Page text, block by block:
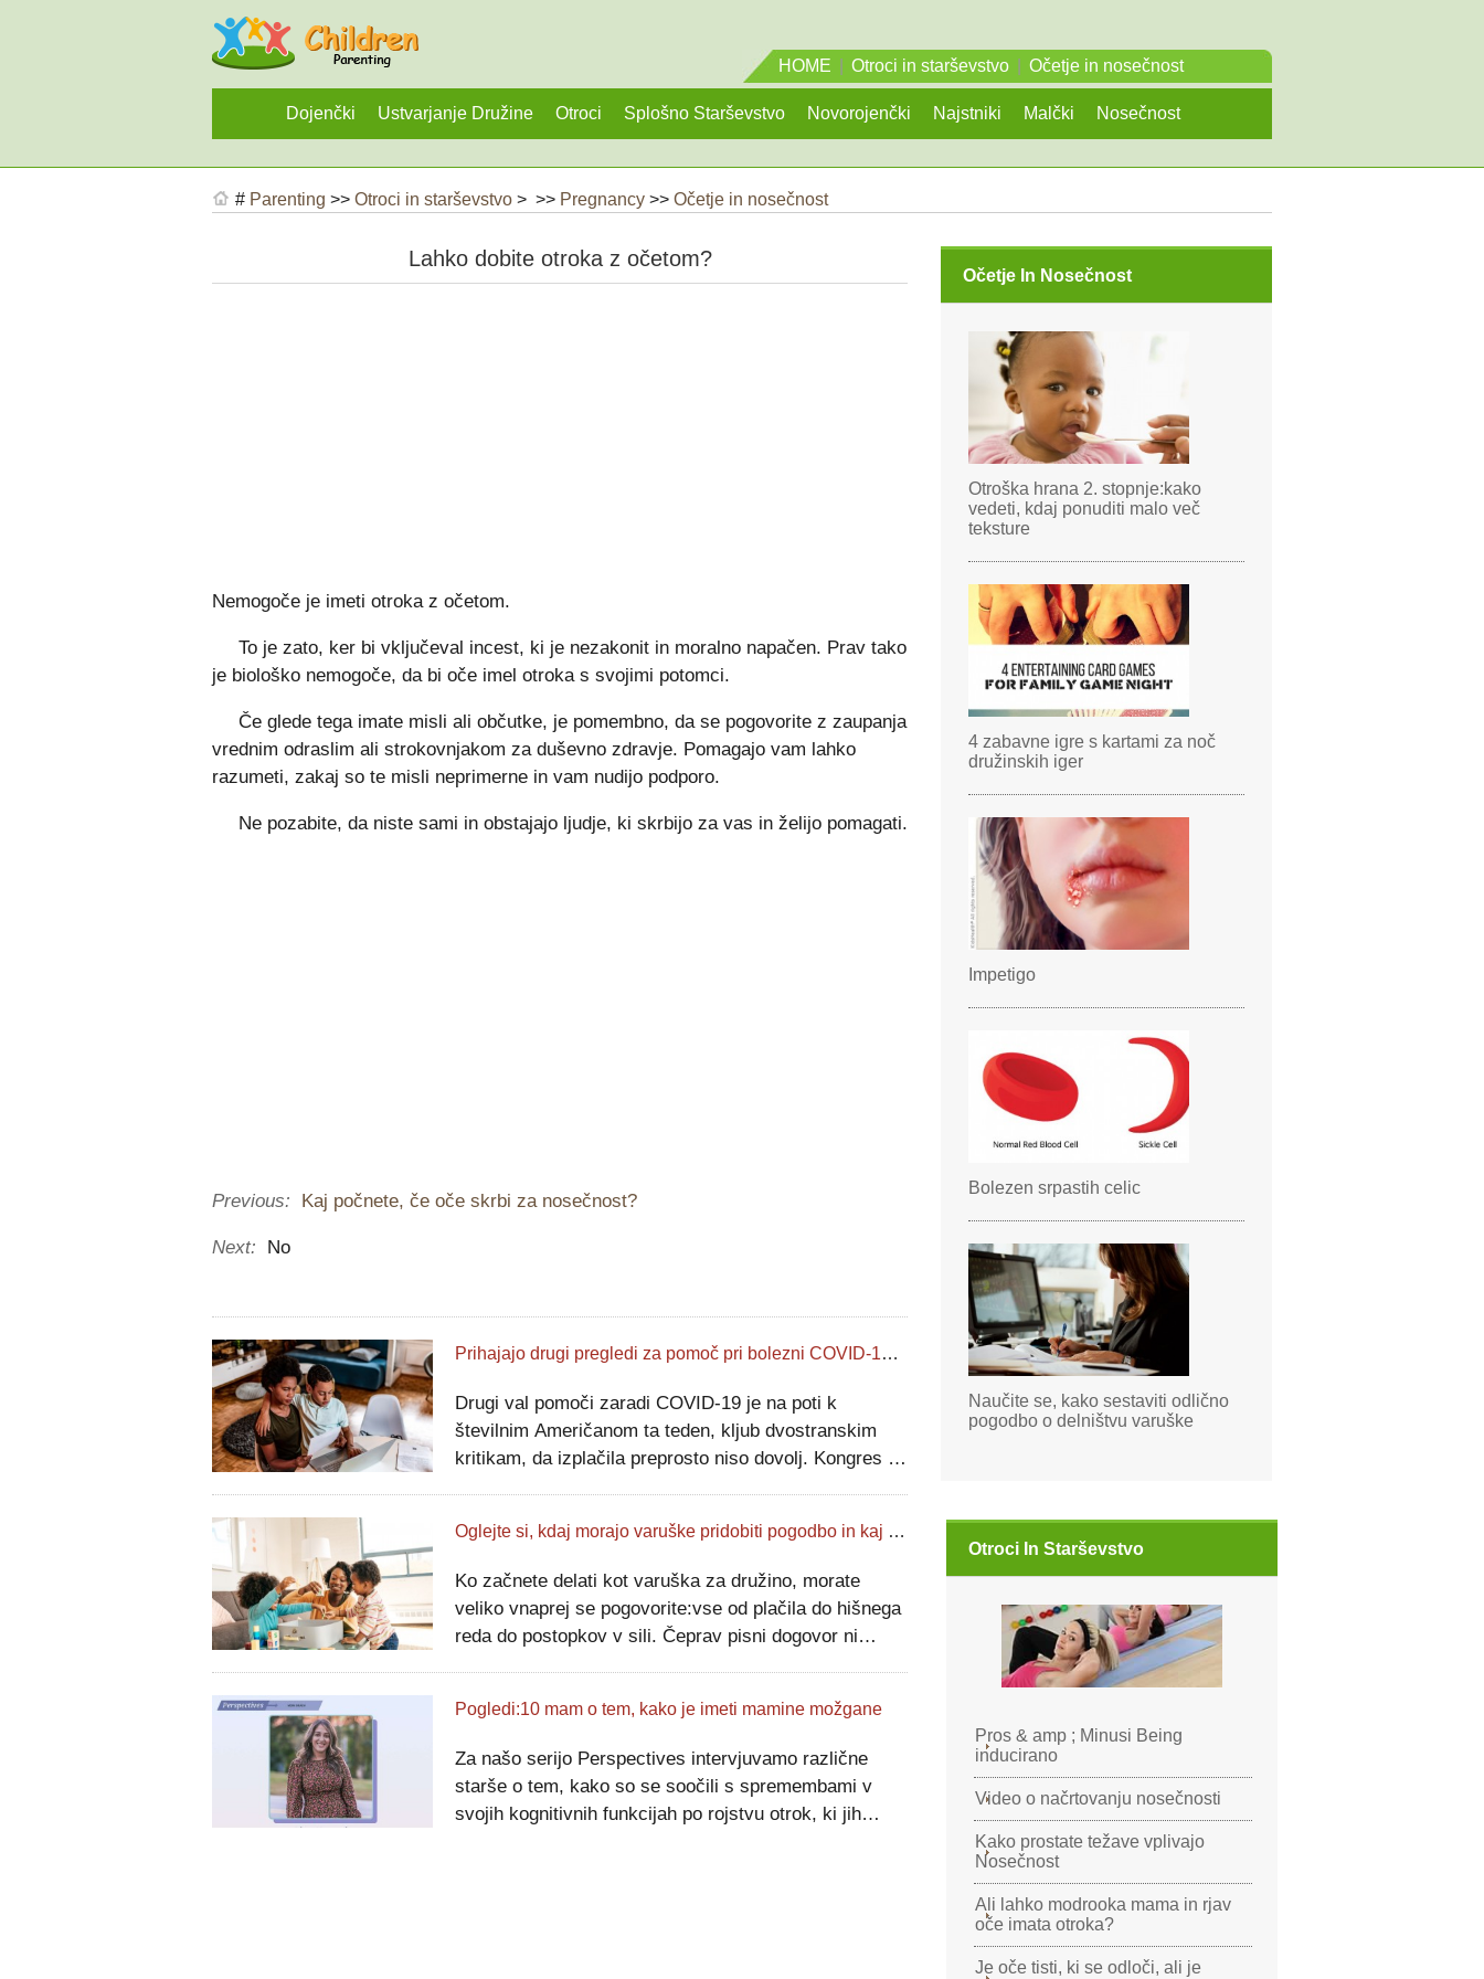
HOME Otroci in starševstvo Očetje in nosečnost
Dojenčki Ustvarjanje Družine Otroci Splošno Starševstvo Novorojenčki Najstniki Malčki Nosečnost
# Parenting >> Otroci in starševstvo > >> Pregnancy >> Očetje in nosečnost
Lahko dobite otroka z očetom?
Nemogoče je imeti otroka z očetom.
To je zato, ker bi vključeval incest, ki je nezakonit in moralno napačen. Prav tako
je biološko nemogoče, da bi oče imel otroka s svojimi potomci.
Če glede tega imate misli ali občutke, je pomembno, da se pogovorite z zaupanja
vrednim odraslim ali strokovnjakom za duševno zdravje. Pomagajo vam lahko
razumeti, zakaj so te misli neprimerne in vam nudijo podporo.
Ne pozabite, da niste sami in obstajajo ljudje, ki skrbijo za vas in želijo pomagati.
Previous: Kaj počnete, če oče skrbi za nosečnost?
Next: No
Prihajajo drugi pregledi za pomoč pri bolezni COVID-19, a za milijone družin v težavah manjkajo
Drugi val pomoči zaradi COVID-19 je na poti k
številnim Američanom ta teden, kljub dvostranskim
kritikam, da izplačila preprosto niso dovolj. Kongres je
Oglejte si, kdaj morajo varuške pridobiti pogodbo in kaj je treba vključiti
Ko začnete delati kot varuška za družino, morate
veliko vnaprej se pogovorite:vse od plačila do hišnega
reda do postopkov v sili. Čeprav pisni dogovor ni
Pogledi:10 mam o tem, kako je imeti mamine možgane
Za našo serijo Perspectives intervjuvamo različne
starše o tem, kako so se soočili s spremembami v
svojih kognitivnih funkcijah po rojstvu otrok, ki jih
Očetje In Nosečnost
Otroška hrana 2. stopnje:kako
vedeti, kdaj ponuditi malo več
teksture
4 zabavne igre s kartami za noč
družinskih iger
Impetigo
Bolezen srpastih celic
Naučite se, kako sestaviti odlično
pogodbo o delništvu varuške
Otroci In Starševstvo
Pros & amp ; Minusi Being
inducirano
Video o načrtovanju nosečnosti
Kako prostate težave vplivajo
Nosečnost
Ali lahko modrooka mama in rjav
oče imata otroka?
Je oče tisti, ki se odloči, ali je